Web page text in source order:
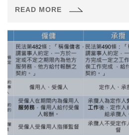
READ MORE